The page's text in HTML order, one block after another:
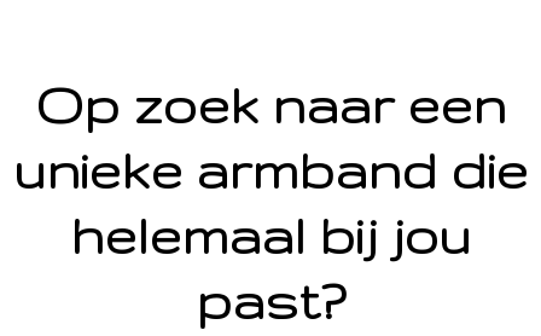
Op zoek naar een
unieke armband die
helemaal bij jou
past?